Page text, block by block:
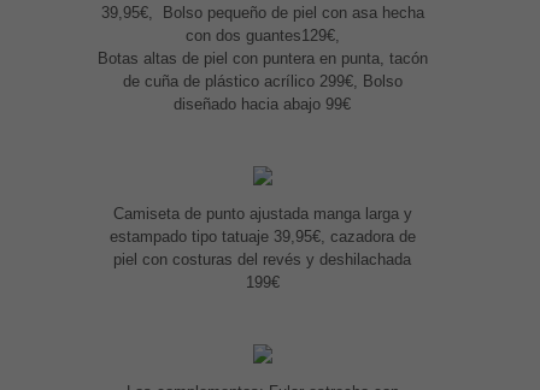
39,95€, Bolso pequeño de piel con asa hecha
con dos guantes129€,
Botas altas de piel con puntera en punta, tacón
de cuña de plástico acrílico 299€, Bolso
diseñado hacia abajo 99€
Camiseta de punto ajustada manga larga y
estampado tipo tatuaje 39,95€, cazadora de
piel con costuras del revés y deshilachada
199€